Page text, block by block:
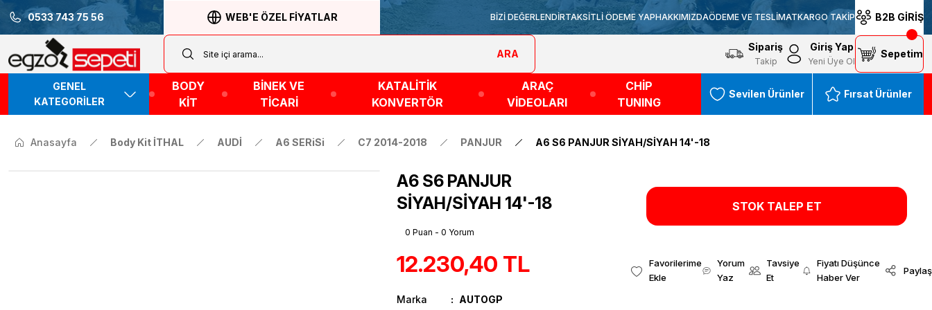
0533 743 75 56 WEB'E ÖZEL FİYATLAR BİZİ DEĞERLENDİRTAKSİTLİ ÖDEME YAPHAKKIMIZDAÖDEME VE TESLİMATKARGO TAKİP B2B GİRİŞ
ARA
Sipariş
Takip
Giriş Yap
Yeni Üye Ol
Sepetim
GENEL
KATEGORİLER
BODY
KİT
BİNEK VE
TİCARİ
KATALİTİK
KONVERTÖR
ARAÇ
VİDEOLARI
CHİP
TUNING
Sevilen Ürünler Fırsat Ürünler
Anasayfa Body Kit İTHAL AUDİ A6 SERiSi C7 2014-2018 PANJUR A6 S6 PANJUR SİYAH/SİYAH 14'-18
A6 S6 PANJUR
SİYAH/SİYAH 14'-18
0 Puan - 0 Yorum
12.230,40 TL
Marka AUTOGP
STOK TALEP ET
Yorum
Yaz
Tavsiye
Et
Fiyatı Düşünce
Haber Ver
Paylaş